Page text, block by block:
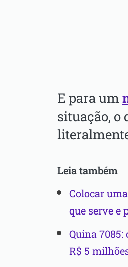
E para um
situação, o
Leia também
Colocar
que serve e
Quina
R$ 5